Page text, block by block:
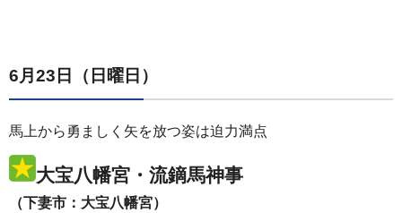
6月23日（日曜日）
馬上から勇ましく矢を放つ姿は迫力満点
大宝八幡宮・流鏑馬神事
（下妻市：大宝八幡宮）